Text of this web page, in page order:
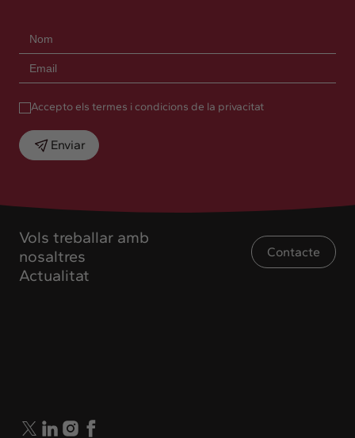
Vols treballar amb
nosaltres
Actualitat
Contacte
Accepto els termes i condicions de la privacitat
Enviar